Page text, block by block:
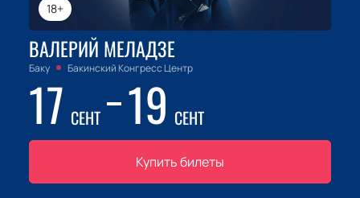
18+
ВАЛЕРИЙ МЕЛАДЗЕ
Баку Бакинский Конгресс Центр
17 СЕНТ 19 СЕНТ
Купить билеты